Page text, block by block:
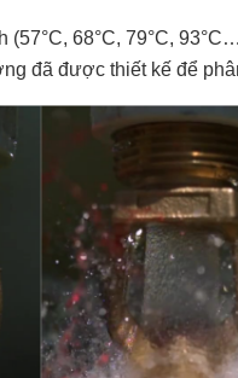
68°C, 79°C,
đã được thiết kế để